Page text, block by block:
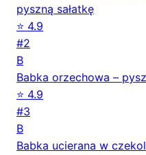
pyszną sałatkę
⭐ 4.9
#2
B
Babka orzechowa –
⭐ 4.9
#3
B
Babka ucierana w